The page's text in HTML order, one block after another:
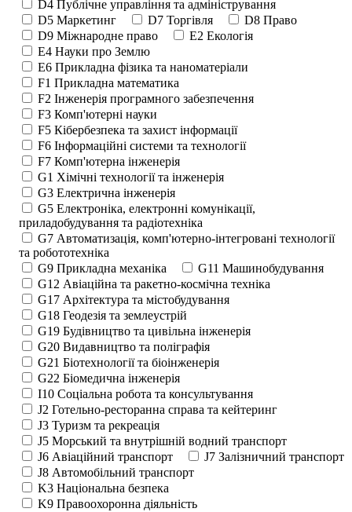
D4 Публічне управління та адміністрування
D5 Маркетинг
D7 Торгівля
D8 Право
D9 Міжнародне право
E2 Екологія
E4 Науки про Землю
E6 Прикладна фізика та наноматеріали
F1 Прикладна математика
F2 Інженерія програмного забезпечення
F3 Комп'ютерні науки
F5 Кібербезпека та захист інформації
F6 Інформаційні системи та технології
F7 Комп'ютерна інженерія
G1 Хімічні технології та інженерія
G3 Електрична інженерія
G5 Електроніка, електронні комунікації,
приладобудування та радіотехніка
G7 Автоматизація, комп'ютерно-інтегровані технології
та робототехніка
G9 Прикладна механіка
G11 Машинобудування
G12 Авіаційна та ракетно-космічна техніка
G17 Архітектура та містобудування
G18 Геодезія та землеустрій
G19 Будівництво та цивільна інженерія
G20 Видавництво та поліграфія
G21 Біотехнології та біоінженерія
G22 Біомедична інженерія
I10 Соціальна робота та консультування
J2 Готельно-ресторанна справа та кейтеринг
J3 Туризм та рекреація
J5 Морський та внутрішній водний транспорт
J6 Авіаційний транспорт
J7 Залізничний транспорт
J8 Автомобільний транспорт
K3 Національна безпека
K9 Правоохоронна діяльність